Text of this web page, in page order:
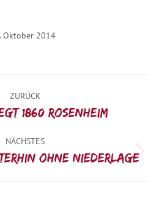
Oktober 2014
ZURÜCK
Vorheriger
1860 Rosenheim
NÄCHSTES
Nächster
ohne Niederlage